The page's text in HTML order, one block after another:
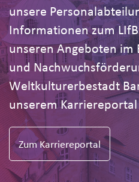
unsere
Informationen zum
unseren Angeboten im
und
Weltkulturerbestadt
unserem
Zum Karriereportal